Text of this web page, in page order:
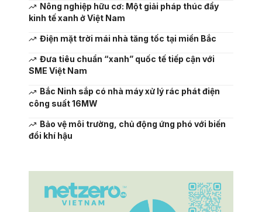
Nông nghiệp hữu cơ: Một giải pháp thúc đẩy
kinh tế xanh ở Việt Nam
Điện mặt trời mái nhà tăng tốc tại miền Bắc
Đưa tiêu chuẩn “xanh” quốc tế tiếp cận với
SME Việt Nam
Bắc Ninh sắp có nhà máy xử lý rác phát điện
công suất 16MW
Bảo vệ môi trường, chủ động ứng phó với biến
đổi khí hậu